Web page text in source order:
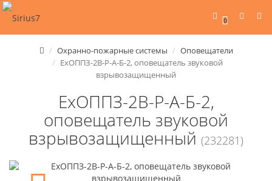
0
Охранно-пожарные системы
Оповещатели
ЕхОППЗ-2В-Р-А-Б-2, оповещатель звуковой
взрывозащищенный
ЕхОППЗ-2В-Р-А-Б-2,
оповещатель звуковой
взрывозащищенный (232281)